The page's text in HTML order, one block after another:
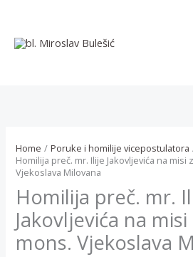
content
Home
Poruke i homilije vicepostulatora
Homilija preč. mr. Ilije Jakovljevića na misi
Vjekoslava Milovana
Homilija preč. mr.
Jakovljevića na
mons. Vjekoslava